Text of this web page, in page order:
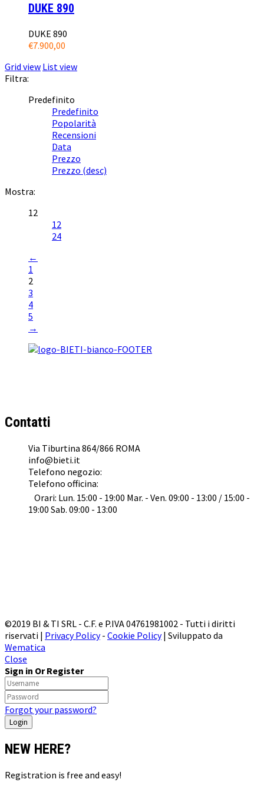
DUKE 890
DUKE 890
€7.900,00
Grid view List view
Filtra:
Predefinito
Predefinito
Popolarità
Recensioni
Data
Prezzo
Prezzo (desc)
Mostra:
12
12
24
←
1
2
3
4
5
→
Contatti
Via Tiburtina 864/866 ROMA
info@bieti.it
Telefono negozio:
Telefono officina:
Orari: Lun. 15:00 - 19:00 Mar. - Ven. 09:00 - 13:00 / 15:00 -
19:00 Sab. 09:00 - 13:00
©2019 BI & TI SRL - C.F. e P.IVA 04761981002 - Tutti i diritti
riservati | Privacy Policy- Cookie Policy| Sviluppato da
Wematica
Close
Sign in Or Register
Forgot your password?
NEW HERE?
Registration is free and easy!